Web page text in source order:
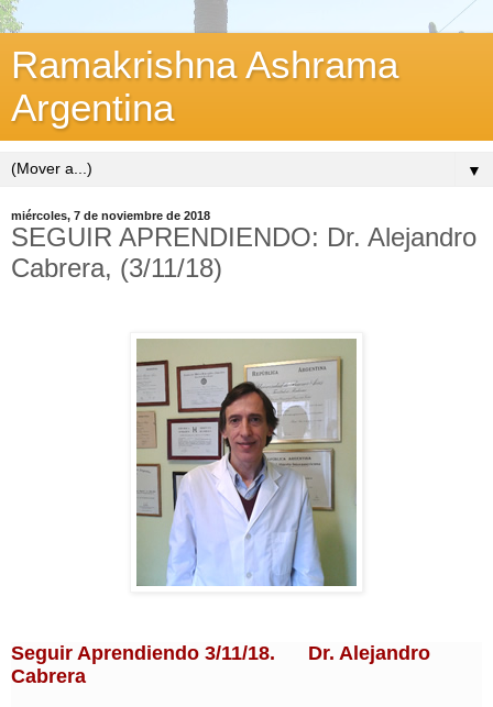
Ramakrishna Ashrama
Argentina
▼
miércoles, 7 de noviembre de 2018
SEGUIR APRENDIENDO: Dr. Alejandro
Cabrera, (3/11/18)
Seguir Aprendiendo 3/11/18.      Dr. Alejandro
Cabrera